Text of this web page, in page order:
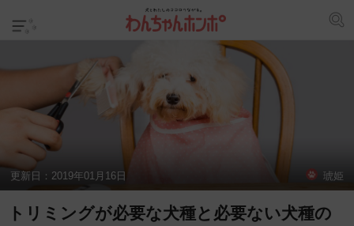
更新日： 2019年01月16日 琥姫
トリミングが必要な犬種と必要ない犬種の